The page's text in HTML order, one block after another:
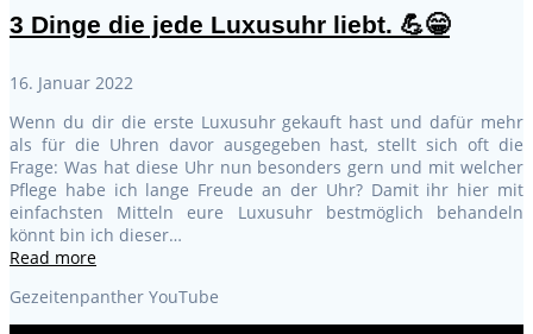
3 Dinge die jede Luxusuhr liebt. 💪😁
16. Januar 2022
Wenn du dir die erste Luxusuhr gekauft hast und dafür mehr
als für die Uhren davor ausgegeben hast, stellt sich oft die
Frage: Was hat diese Uhr nun besonders gern und mit welcher
Pflege habe ich lange Freude an der Uhr? Damit ihr hier mit
einfachsten Mitteln eure Luxusuhr bestmöglich behandeln
könnt bin ich dieser…
Read more
Gezeitenpanther YouTube